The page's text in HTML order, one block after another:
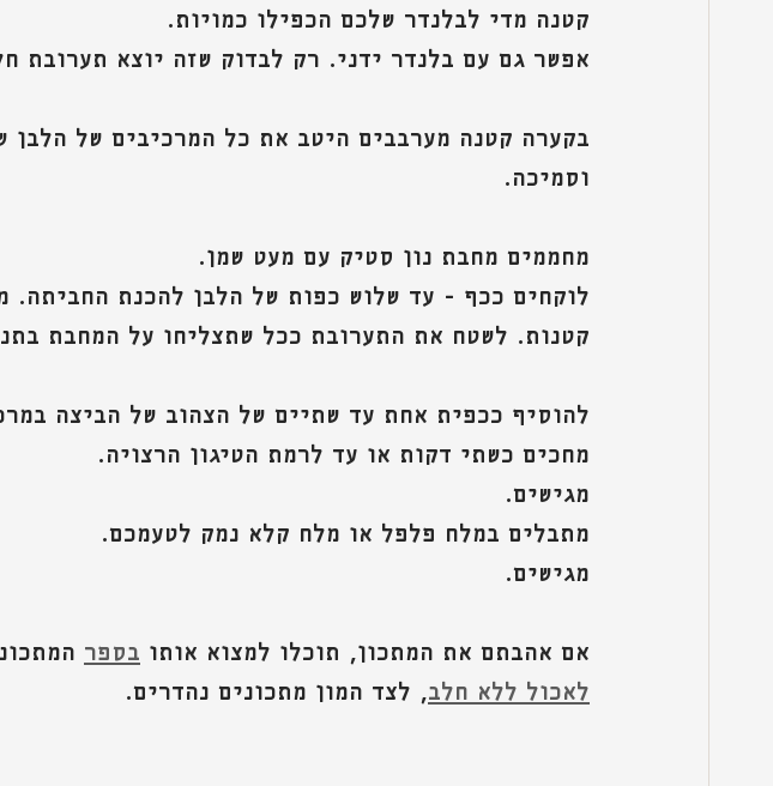
קטנה מדי לבלנדר שלכם הכפילו כמויות.
אפשר גם עם בלנדר ידני. רק לבדוק שזה יוצא תערובת
בקערה קטנה מערבבים היטב את כל המרכיבים של הלבן
וסמיכה.
מחממים מחבת נון סטיק עם מעט שמן.
לוקחים ככף - עד שלוש כפות של הלבן להכנת החביתה.
קטנות. לשטח את התערובת ככל שתצליחו על המחבת
להוסיף ככפית אחת עד שתיים של הצהוב של הביצה
מחכים כשתי דקות או עד לרמת הטיגון הרצויה.
מגישים.
מתבלים במלח פלפל או מלח קלא נמק לטעמכם.
מגישים.
אם אהבתם את המתכון, תוכלו למצוא אותו בספר
לאכול ללא חלב, לצד המון מתכונים נהדרים.